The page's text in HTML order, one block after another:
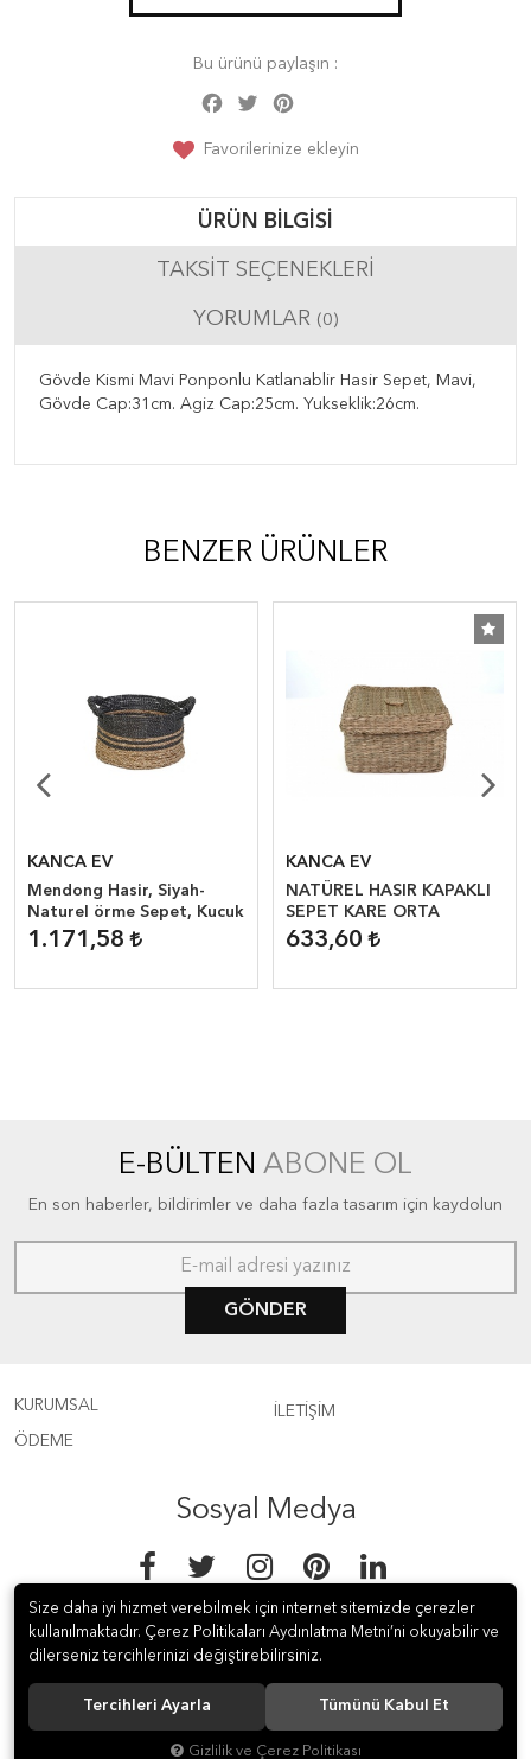
Bu ürünü paylaşın :
Facebook
Twitter
Favorilerinize ekleyin
ÜRÜN BILGISI
TAKSIT SEÇENEKLERI
YORUMLAR (0)
Gövde Kismi Mavi Ponponlu Katlanablir Hasir Sepet, Mavi,
Gövde Cap:31cm. Agiz Cap:25cm. Yukseklik:26cm.
BENZER ÜRÜNLER
KANCA EV
Mendong Hasir, Siyah-
Naturel örme Sepet, Kucuk
1.171,58
KANCA EV
NATÜREL HASIR KAPAKLI
SEPET KARE ORTA
633,60
E-BÜLTEN ABONE OL
En son haberler, bildirimler ve daha fazla tasarım için kaydolun
GÖNDER
KURUMSAL
ÖDEME
İLETİŞİM
Sosyal Medya
© 2018 Kanca Ev Aletleri İth. &amp; İhr. Paz. ve Tic. A.Ş. Tüm hakları
Size daha iyi hizmet verebilmek için internet sitemizde çerezler
kullanılmaktadır. Çerez Politikaları Aydınlatma Metni’ni okuyabilir ve
dilerseniz tercihlerinizi değiştirebilirsiniz.
Tercihleri Ayarla Tümünü Kabul Et
Gizlilik ve Çerez Politikası